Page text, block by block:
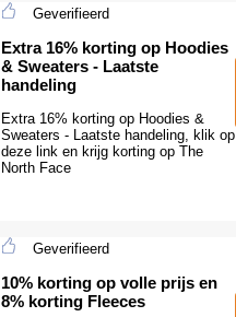
Geverifieerd
Extra 16% korting op Hoodies
& Sweaters - Laatste
handeling
Extra 16% korting op Hoodies &
Sweaters - Laatste handeling, klik op
deze link en krijg korting op The
North Face
Geverifieerd
10% korting op volle prijs en
8% korting Fleeces